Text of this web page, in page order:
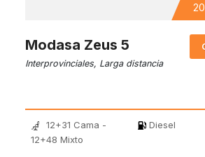
Modasa Zeus 5
Interprovinciales, Larga distancia
12+31 Cama -
12+48 Mixto
Diesel